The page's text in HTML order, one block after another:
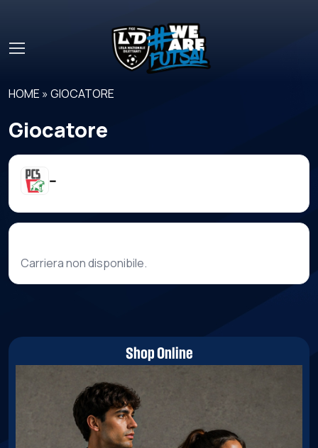
HOME »GIOCATORE
Giocatore
--
Carriera non disponibile.
Shop Online